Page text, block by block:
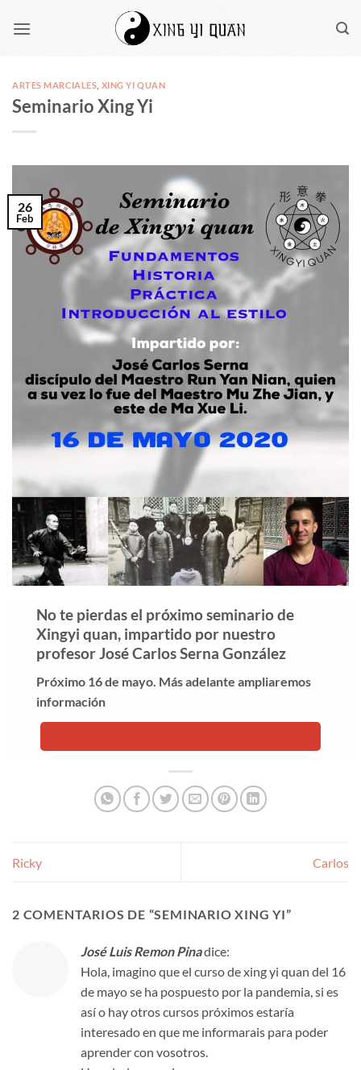
ARTES MARCIALES XING YI QUAN
Seminario Xing Yi
26
Feb
No te pierdas el próximo seminario de
Xingyi quan, impartido por nuestro
profesor José Carlos Serna González
Próximo 16 de mayo. Más adelante ampliaremos
información
Ricky Carlos
2 COMENTARIOS DE “SEMINARIO XING YI”
José Luis Remon Pinadice:
Hola, imagino que el curso de xing yi quan del 16
de mayo se ha pospuesto por la pandemia, si es
así o hay otros cursos próximos estaría
interesado en que me informarais para poder
aprender con vosotros.